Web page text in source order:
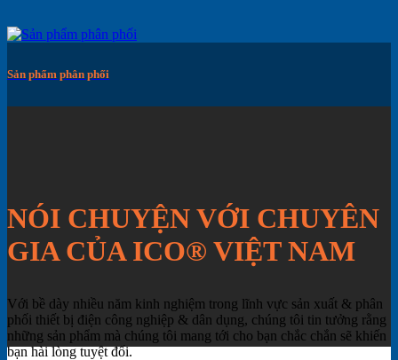
Sản phẩm phân phối
NÓI CHUYỆN VỚI CHUYÊN
GIA CỦA ICO® VIỆT NAM
Với bề dày nhiều năm kinh nghiệm trong lĩnh vực sản xuất & phân
phối thiết bị điện công nghiệp & dân dụng, chúng tôi tin tưởng rằng
những sản phẩm mà chúng tôi mang tới cho bạn chắc chắn sẽ khiến
bạn hài lòng tuyệt đối.